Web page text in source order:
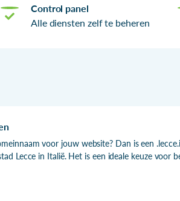
Control panel
Alle diensten zelf te beheren
voor jouw website? Dan is een
Lecce in Italië. Het is een ideale keuze voor